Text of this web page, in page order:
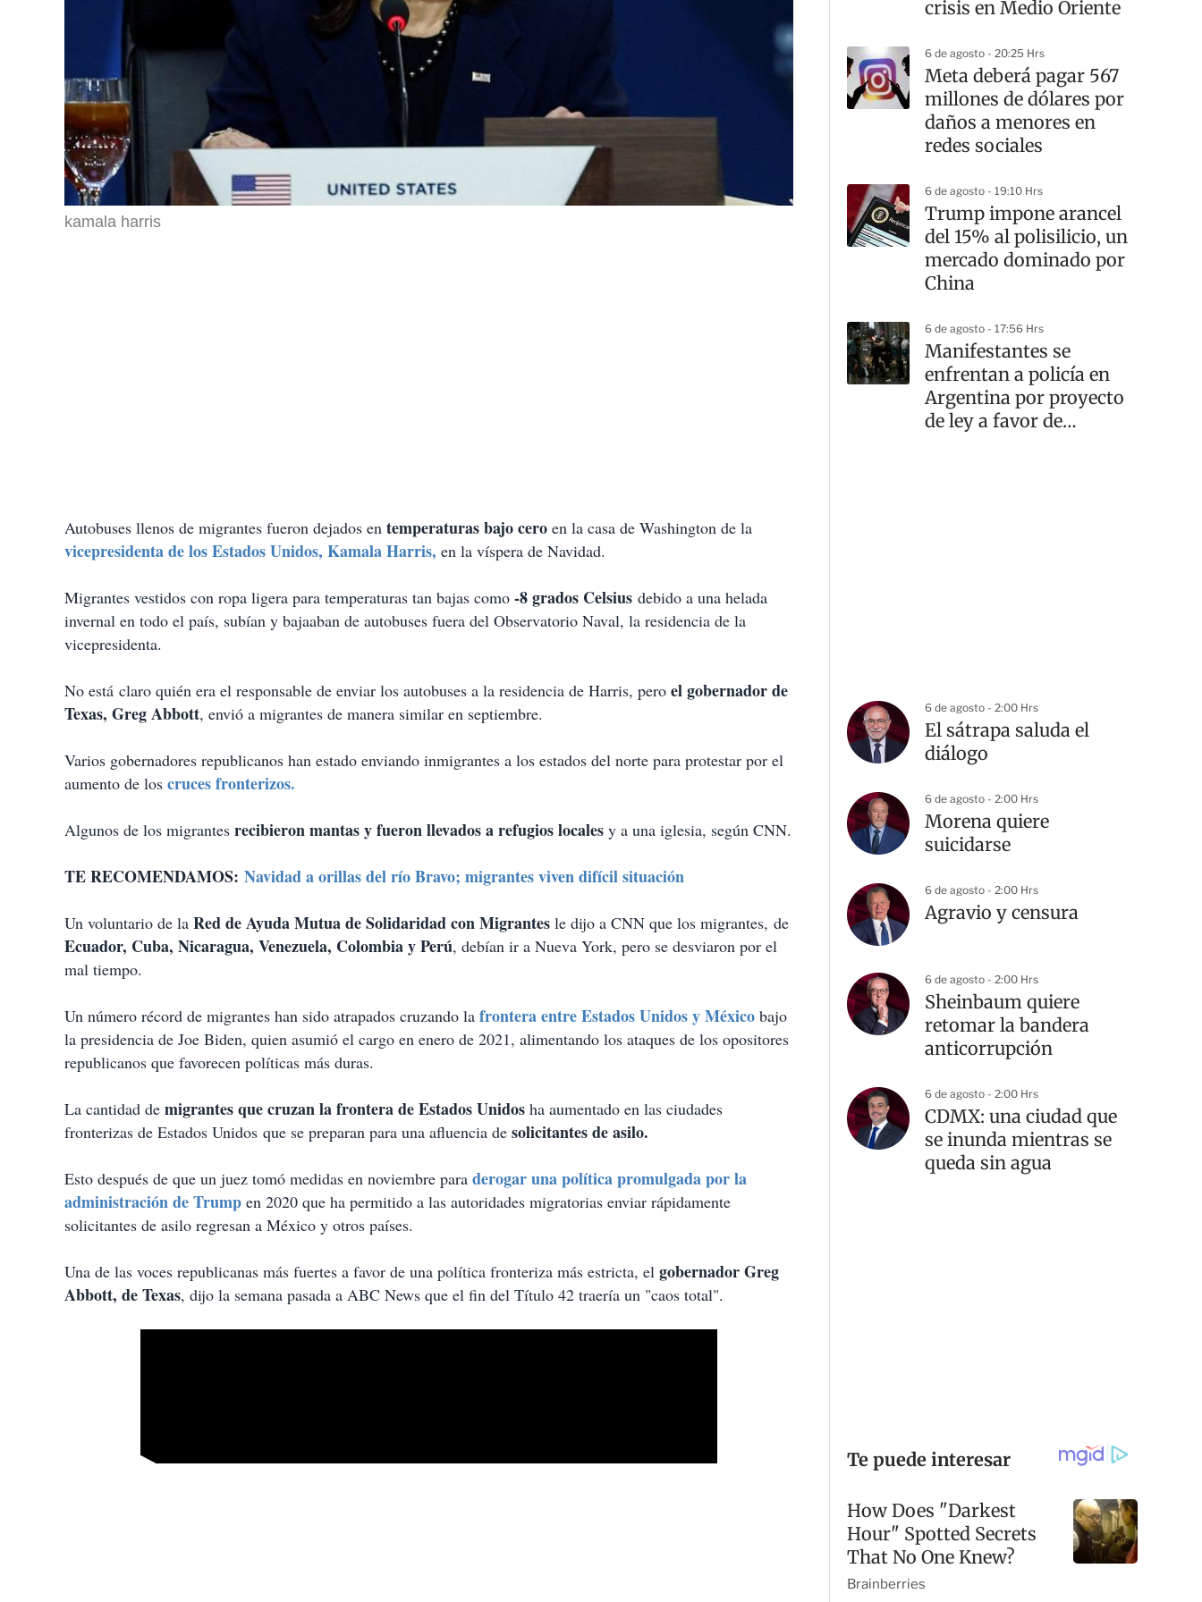
kamala harris
Autobuses llenos de migrantes fueron dejados en temperaturas bajo cero en la casa de Washington de la
vicepresidenta de los Estados Unidos, Kamala Harris, en la víspera de Navidad.
Migrantes vestidos con ropa ligera para temperaturas tan bajas como -8 grados Celsius debido a una helada
invernal en todo el país, subían y bajaaban de autobuses fuera del Observatorio Naval, la residencia de la
vicepresidenta.
No está claro quién era el responsable de enviar los autobuses a la residencia de Harris, pero el gobernador de
Texas, Greg Abbott, envió a migrantes de manera similar en septiembre.
Varios gobernadores republicanos han estado enviando inmigrantes a los estados del norte para protestar por el
aumento de los cruces fronterizos.
Algunos de los migrantes recibieron mantas y fueron llevados a refugios locales y a una iglesia, según CNN.
TE RECOMENDAMOS: Navidad a orillas del río Bravo; migrantes viven difícil situación
Un voluntario de la Red de Ayuda Mutua de Solidaridad con Migrantes le dijo a CNN que los migrantes, de
Ecuador, Cuba, Nicaragua, Venezuela, Colombia y Perú, debían ir a Nueva York, pero se desviaron por el
mal tiempo.
Un número récord de migrantes han sido atrapados cruzando la frontera entre Estados Unidos y México bajo
la presidencia de Joe Biden, quien asumió el cargo en enero de 2021, alimentando los ataques de los opositores
republicanos que favorecen políticas más duras.
La cantidad de migrantes que cruzan la frontera de Estados Unidos ha aumentado en las ciudades
fronterizas de Estados Unidos que se preparan para una afluencia de solicitantes de asilo.
Esto después de que un juez tomó medidas en noviembre para derogar una política promulgada por la
administración de Trump en 2020 que ha permitido a las autoridades migratorias enviar rápidamente
solicitantes de asilo regresan a México y otros países.
Una de las voces republicanas más fuertes a favor de una política fronteriza más estricta, el gobernador Greg
Abbott, de Texas, dijo la semana pasada a ABC News que el fin del Título 42 traería un "caos total".
crisis en Medio Oriente
6 de agosto - 20:25 Hrs
Meta deberá pagar 567
millones de dólares por
daños a menores en
redes sociales
6 de agosto - 19:10 Hrs
Trump impone arancel
del 15% al polisilicio, un
mercado dominado por
China
6 de agosto - 17:56 Hrs
Manifestantes se
enfrentan a policía en
Argentina por proyecto
de ley a favor de
6 de agosto - 2:00 Hrs
El sátrapa saluda el
diálogo
6 de agosto - 2:00 Hrs
Morena quiere
suicidarse
6 de agosto - 2:00 Hrs
Agravio y censura
6 de agosto - 2:00 Hrs
Sheinbaum quiere
retomar la bandera
anticorrupción
6 de agosto - 2:00 Hrs
CDMX: una ciudad que
se inunda mientras se
queda sin agua